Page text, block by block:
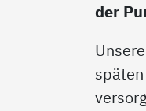
der